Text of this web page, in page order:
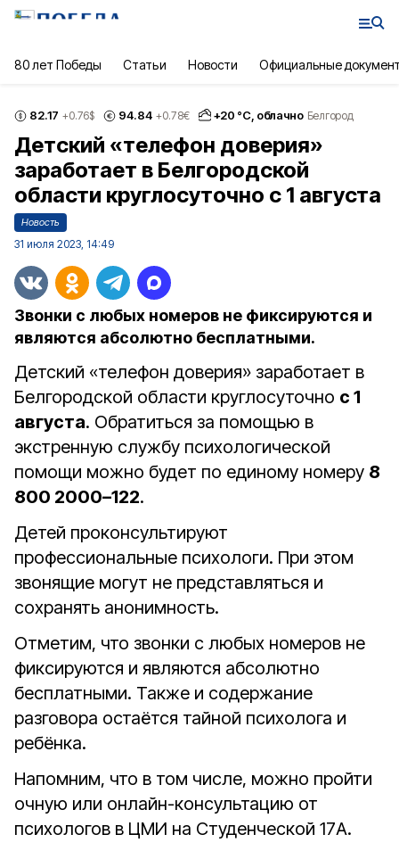
80 лет Победы Статьи Новости Официальные
82.17 +0.76$ 94.84 +0.78€ +20 °С, облачно Белгород
Детский «телефон доверия»
заработает в Белгородской
области круглосуточно с 1 августа
Новость
31 июля 2023, 14:49
Звонки с любых номеров не фиксируются и
являются абсолютно бесплатными.
Детский «телефон доверия» заработает в
Белгородской области круглосуточно с 1
августа. Обратиться за помощью в
экстренную службу психологической
помощи можно будет по единому номеру 8
800 2000–122.
Детей проконсультируют
профессиональные психологи. При этом
звонящие могут не представляться и
сохранять анонимность.
Отметим, что звонки с любых номеров не
фиксируются и являются абсолютно
бесплатными. Также и содержание
разговора остаётся тайной психолога и
ребёнка.
Напомним, что в том числе, можно пройти
очную или онлайн-консультацию от
психологов в ЦМИ на Студенческой 17А.